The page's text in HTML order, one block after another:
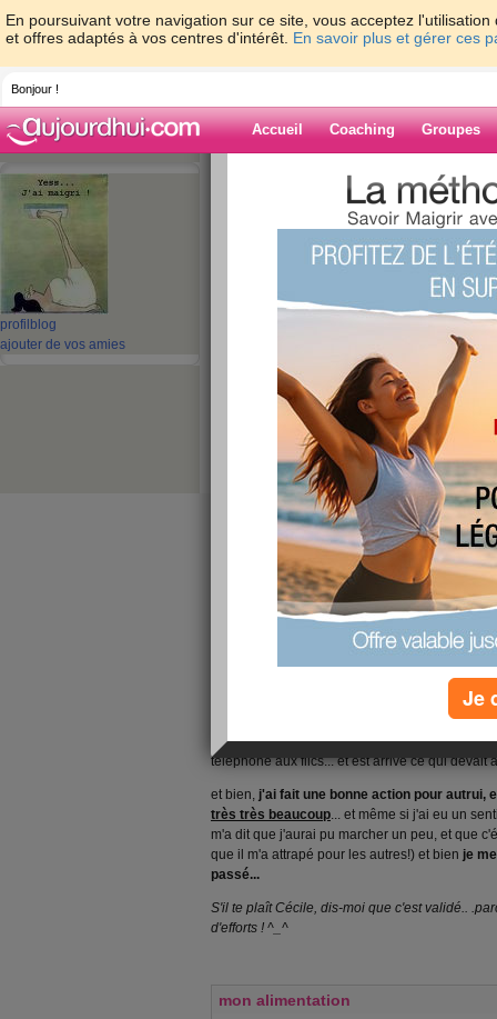
En poursuivant votre navigation sur ce site, vous acceptez
et offres adaptés à vos centres d'intérêt. En savoir plus et gérer ces
Bonjour !
Accueil Coaching Groupes
profil blog
ajouter de vos amies
> > Nouveau
Blog de gladdys
Nouveau jour de
... et si je disais "au boulot c'était la M...", voilà
mieux que d'habitude... voiloù...
car :
j'ai vu ma fille chanter avec la chorale de
mes beaux-parents sont restés manger
ET, à 22h30 je préparais ma popotte pour
tiens ! yessssssssssssssssss !
Je viens de lire de très gentils comm' et
ces blogs... c'est juste que ce soir c'est un
une bonne action...
chorale, je me suis pris une prune car j'étais
n'avais pas vu que ce "truc" était un garage,
sur deux parkings exprès pour ne pas géner
téléphoné aux flics... et est arrive ce qui devait
et bien, j'ai fait une bonne action pour autrui,
très très beaucoup... et même si j'ai eu un
m'a dit que j'aurai pu marcher un peu, et que
que il m'a attrapé pour les autres!) et bien je
passé...
S'il te plaît Cécile, dis-moi que c'est validé..
d'efforts ! ^_^
mon alimentation
Je